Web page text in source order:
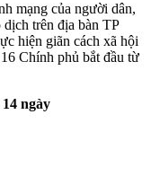
mạng của người dân,
trên địa bàn TP
hiện giãn cách xã hội
Chính phủ bắt đầu từ
ngày